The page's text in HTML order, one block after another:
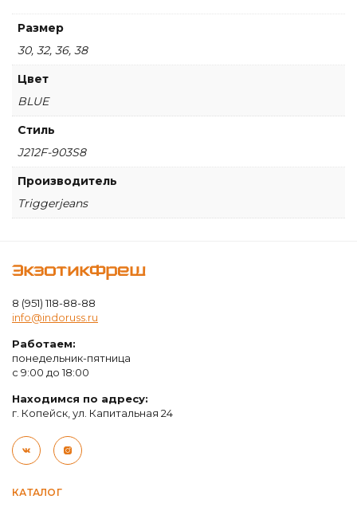
Размер
30, 32, 36, 38
Цвет
BLUE
Стиль
J212F-903S8
Производитель
Triggerjeans
КАТАЛОГ
ЭкзотикФреш
8 (951) 118-88-88
info@indoruss.ru
Работаем:
понедельник-пятница
с 9:00 до 18:00
Находимся по адресу:
г. Копейск, ул. Капитальная 24